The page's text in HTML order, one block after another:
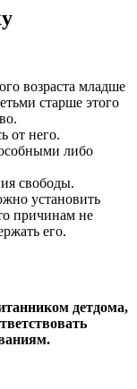
возраста младше
старше этого
от него.
либо
свободы.
установить
причинам не
его.
детдома,